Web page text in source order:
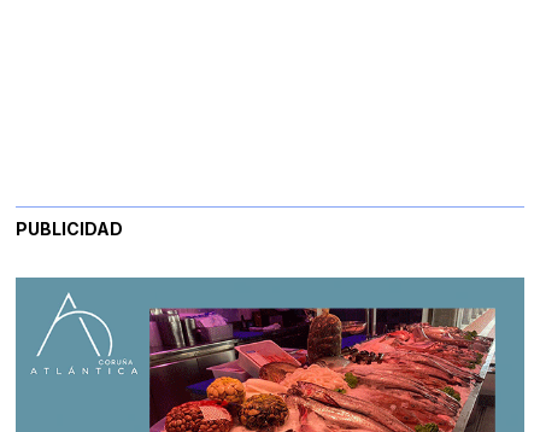
PUBLICIDAD